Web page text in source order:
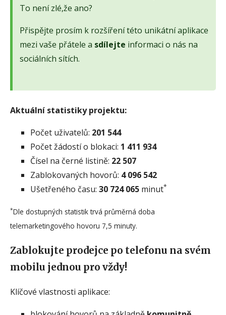
To není zlé,že ano?
Přispějte prosím k rozšíření této unikátní aplikace
mezi vaše přátele a sdílejte informaci o nás na
sociálních sítích.
Aktuální statistiky projektu:
Počet uživatelů: 201 544
Počet žádostí o blokaci: 1 411 934
Čísel na černé listině: 22 507
Zablokovaných hovorů: 4 096 542
Ušetřeného času: 30 724 065 minut*
*Dle dostupných statistik trvá průměrná doba
telemarketingového hovoru 7,5 minuty.
Zablokujte prodejce po telefonu na svém
mobilu jednou pro vždy!
Klíčové vlastnosti aplikace: